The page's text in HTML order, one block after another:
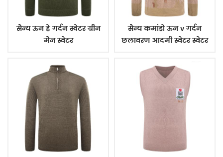
सैन्य ऊन हे गर्दन स्वेटर ग्रीन
मैन स्वेटर
सैन्य कमांडो ऊन v गर्दन
छलावरण आदमी स्वेटर स्वेटर